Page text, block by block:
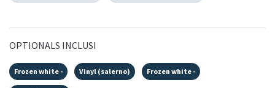
OPTIONALS INCLUSI
Frozen white - Vinyl (salerno) Frozen white -